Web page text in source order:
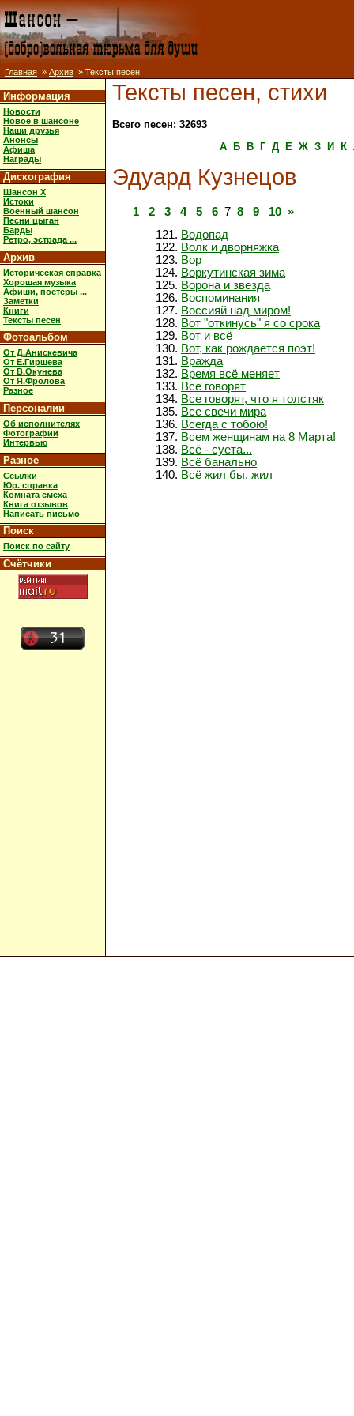
Главная » Архив » Тексты песен
Информация
Новости
Новое в шансоне
Наши друзья
Анонсы
Афиша
Награды
Дискография
Шансон X
Истоки
Военный шансон
Песни цыган
Барды
Ретро, эстрада ...
Архив
Историческая справка
Хорошая музыка
Афиши, постеры ...
Заметки
Книги
Тексты песен
Фотоальбом
От Д.Анискевича
От Е.Гиршева
От В.Окунева
От Я.Фролова
Разное
Персоналии
Об исполнителях
Фотографии
Интервью
Разное
Ссылки
Юр. справка
Комната смеха
Книга отзывов
Написать письмо
Поиск
Поиск по сайту
Счётчики
Тексты песен, стихи
Всего песен: 32693
А
Б В Г Д Е Ж З И К
Эдуард Кузнецов
1 2 3 4 5 6 7 8 9 10 »
Водопад
Волк и дворняжка
Вор
Воркутинская зима
Ворона и звезда
Воспоминания
Воссияй над миром!
Вот "откинусь" я со срока
Вот и всё
Вот, как рождается поэт!
Вражда
Время всё меняет
Все говорят
Все говорят, что я толстяк
Все свечи мира
Всегда с тобою!
Всем женщинам на 8 Марта!
Всё - суета...
Всё банально
Всё жил бы, жил